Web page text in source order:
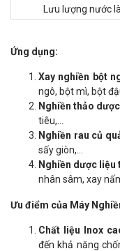
Lưu lượng nước
Ứng dụng:
Xay nghiền bột
ngô, bột mì, bột
Nghiền thảo
tiêu,…
Nghiền rau củ
sấy giòn,…
Nghiền dược liệu
nhân sâm, xay
Ưu điểm của Máy
Chất liệu Inox
đến khả năng